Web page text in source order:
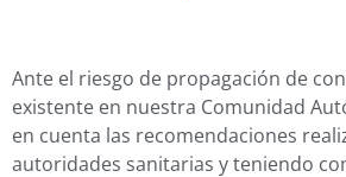
Ante el riesgo de propagación de
existente en nuestra Comunidad
en cuenta las recomendaciones
autoridades sanitarias y teniendo